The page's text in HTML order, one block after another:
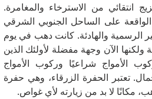
انتقائي من الاسترخاء والمغامرة.
على الساحل الجنوبي الشرقي
الرسمية والهادئة. كانت دهب في يوم
ولكنها الآن وجهة مفضلة لأولئك الذين
الأمواج شراعيًا وركوب الأمواج
تعتبر الحفرة الزرقاء، وهي حفرة
مكانًا لا بد من زيارته لأي غواص.